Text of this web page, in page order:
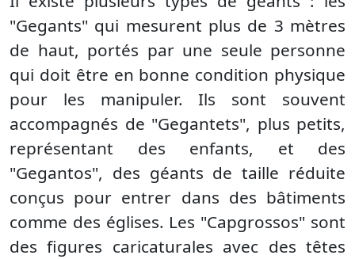
"Gegants" qui mesurent plus de 3 mètres
de haut, portés par une seule personne
qui doit être en bonne condition physique
pour les manipuler. Ils sont souvent
accompagnés de "Gegantets", plus petits,
représentant des enfants, et des
"Gegantos", des géants de taille réduite
conçus pour entrer dans des bâtiments
comme des églises. Les "Capgrossos" sont
des figures caricaturales avec des têtes